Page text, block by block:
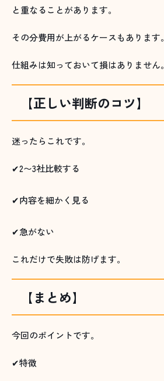
と重なることがあります。
その分費用が上がるケースもあります。
仕組みは知っておいて損はありません。
【正しい判断のコツ】
迷ったらこれです。
✔2〜3社比較する
✔内容を細かく見る
✔急がない
これだけで失敗は防げます。
【まとめ】
今回のポイントです。
✔特徴